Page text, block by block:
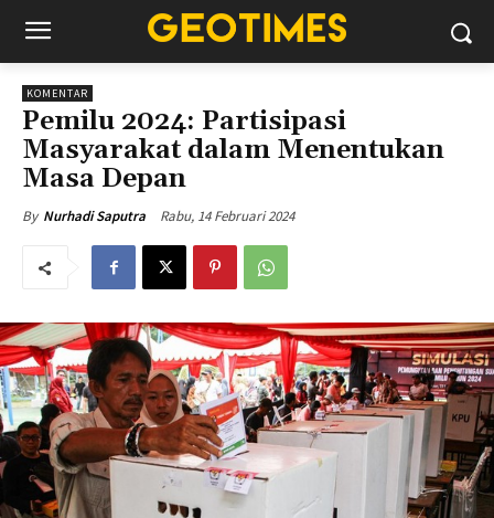
KOMENTAR
Pemilu 2024: Partisipasi
Masyarakat dalam Menentukan
Masa Depan
By Nurhadi Saputra Rabu, 14 Februari 2024